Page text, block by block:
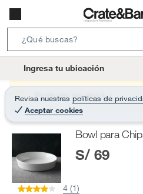
e
r
c
t
Ingresa tu ubicación
Revisa nuestras políticas de
Aceptar cookies
Producto sin stock :(
Bowl para
S/ 69
4 (1)